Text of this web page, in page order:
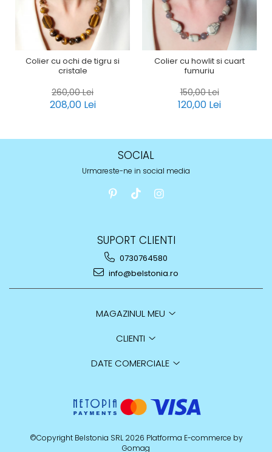
Colier cu ochi de tigru si
cristale
260,00 Lei
208,00 Lei
Colier cu howlit si cuart
fumuriu
150,00 Lei
120,00 Lei
SOCIAL
Urmareste-ne in social media
SUPORT CLIENTI
0730764580
info@belstonia.ro
MAGAZINUL MEU
CLIENTI
DATE COMERCIALE
©Copyright Belstonia SRL 2026 Platforma E-commerce by
Gomag